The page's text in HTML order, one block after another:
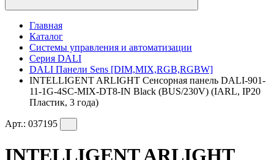
Главная
Каталог
Системы управления и автоматизации
Серия DALI
DALI Панели Sens [DIM,MIX,RGB,RGBW]
INTELLIGENT ARLIGHT Сенсорная панель DALI-901-
11-1G-4SC-MIX-DT8-IN Black (BUS/230V) (IARL, IP20
Пластик, 3 года)
Арт.: 037195
INTELLIGENT ARLIGHT